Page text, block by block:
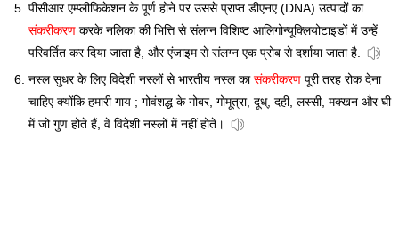
पीसीआर एम्प्लीफिकेशन के पूर्ण होने पर उससे प्राप्त डीएनए (DNA) उत्पादों का
संकरीकरण करके नलिका की भित्ति से संलग्न विशिष्ट आलिगोन्यूक्लियोटाइडों में उन्हें
परिवर्तित कर दिया जाता है, और एंजाइम से संलग्न एक प्रोब से दर्शाया जाता है.
नस्ल सुधर के लिए विदेशी नस्लों से भारतीय नस्ल कासंकरीकरण पूरी तरह रोक देना
चाहिए क्योंकि हमारी गाय ; गोवंशद्ध के गोबर, गोमूत्रा, दूध्, दही, लस्सी, मक्खन और घी
में जो गुण होते हैं, वे विदेशी नस्लों में नहीं होते।